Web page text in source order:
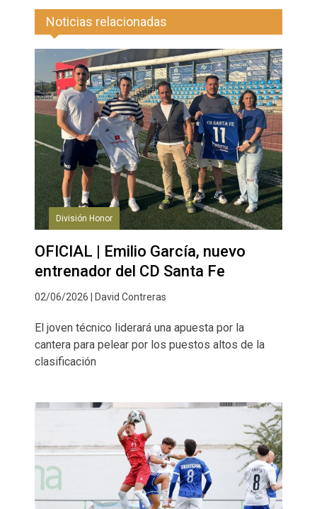
Noticias relacionadas
División Honor
OFICIAL | Emilio García, nuevo
entrenador del CD Santa Fe
02/06/2026 | David Contreras
El joven técnico liderará una apuesta por la
cantera para pelear por los puestos altos de la
clasificación